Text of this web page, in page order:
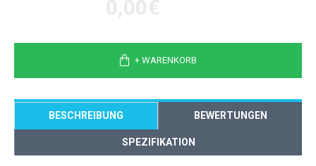
+ WARENKORB
BESCHREIBUNG BEWERTUNGEN
SPEZIFIKATION